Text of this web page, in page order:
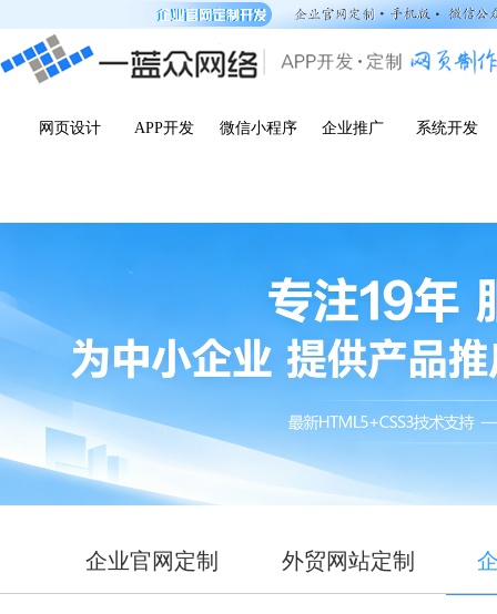
网页设计 APP开发 微信小程序 企业推广 系统开发
企业官网定制 外贸网站定制